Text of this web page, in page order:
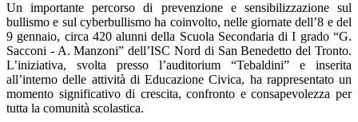
Un importante percorso di prevenzione e sensibilizzazione sul
bullismo e sul cyberbullismo ha coinvolto, nelle giornate dell’8 e del
9 gennaio, circa 420 alunni della Scuola Secondaria di I grado “G.
Sacconi - A. Manzoni” dell’ISC Nord di San Benedetto del Tronto.
L’iniziativa, svolta presso l’auditorium “Tebaldini” e
inserita
all’interno delle attività di Educazione Civica, ha rappresentato un
momento significativo di crescita, confronto e consapevolezza per
tutta la comunità scolastica.